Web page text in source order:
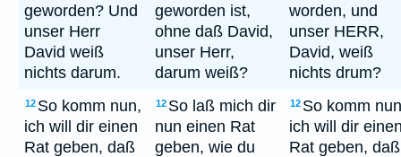
geworden? Und
unser Herr
David weiß
nichts darum.
geworden ist,
ohne daß David,
unser Herr,
darum weiß?
worden, und
unser HERR,
David, weiß
nichts drum?
12 So komm nun,
ich will dir einen
Rat geben, daß
12 So laß mich dir
nun einen Rat
geben, wie du
12 So komm
ich will dir
Rat geben, daß